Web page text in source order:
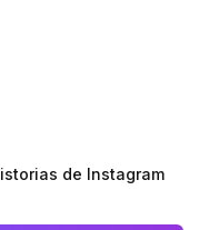
de Instagram